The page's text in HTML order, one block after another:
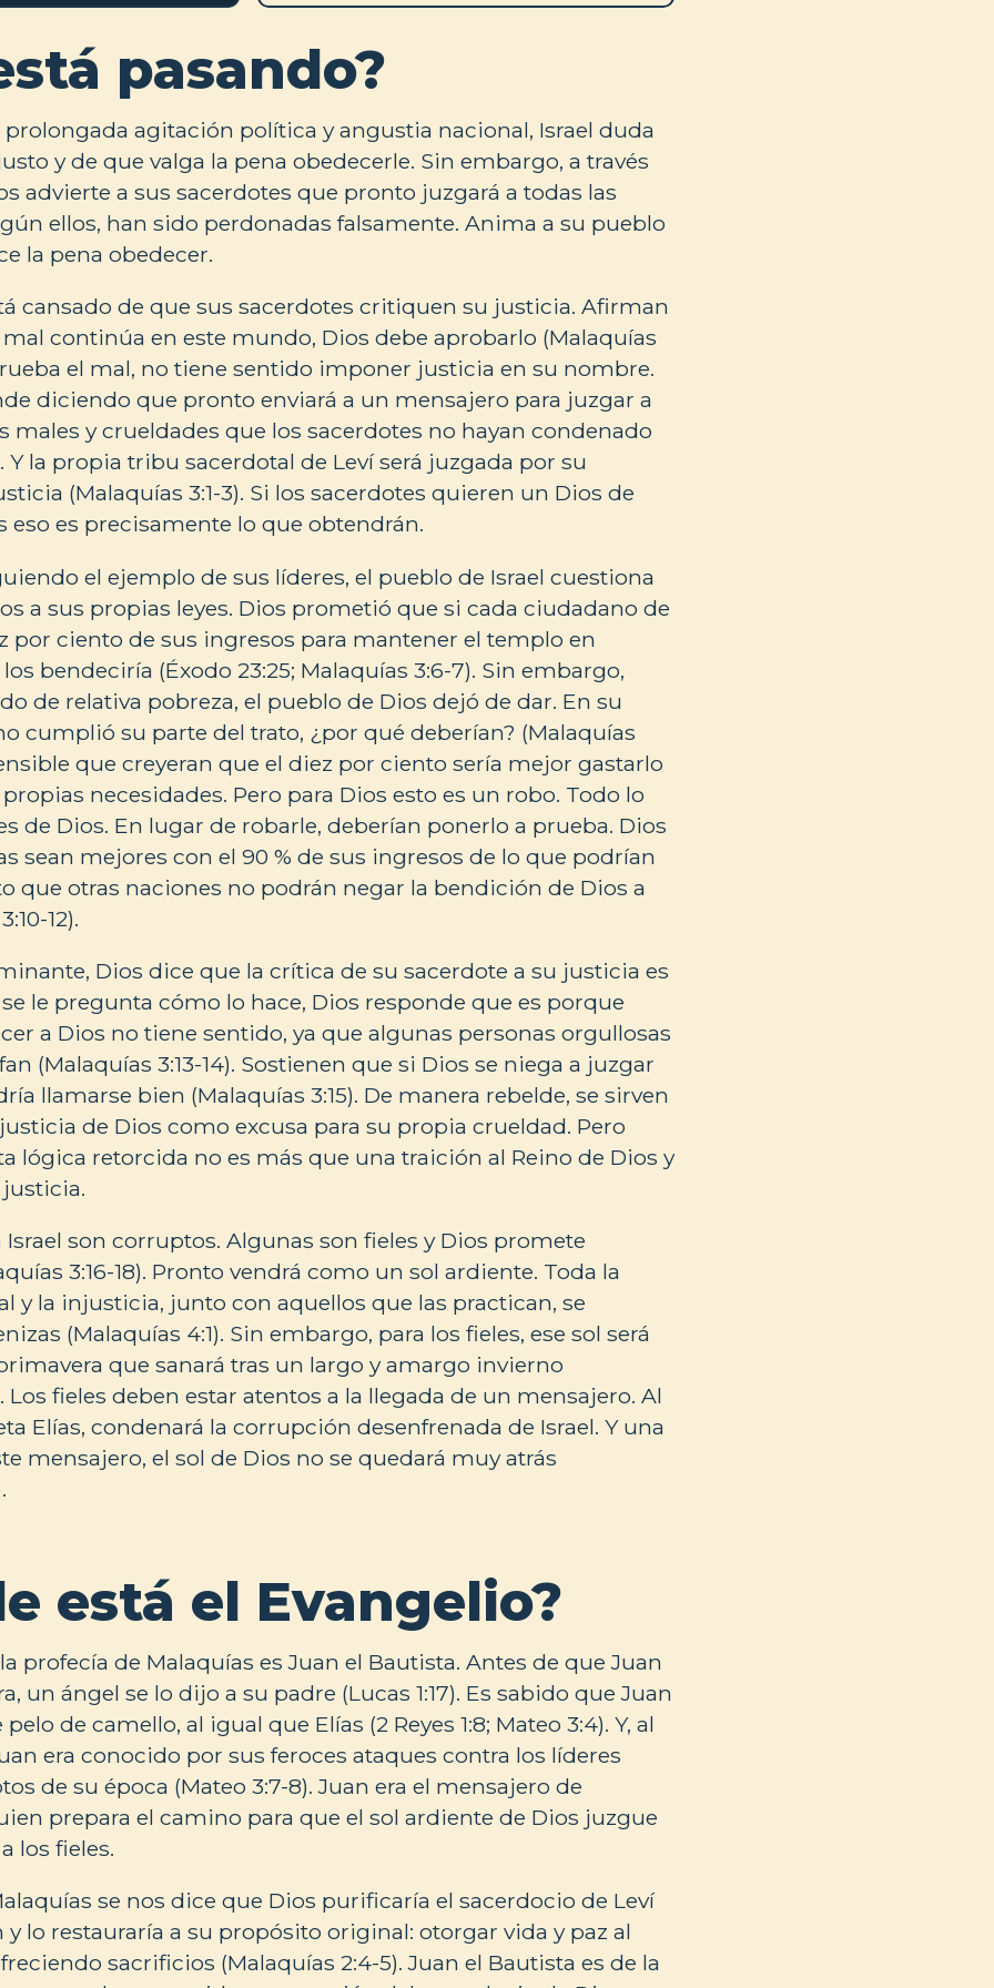
pasando?
prolongada agitación política y angustia nacional, Israel duda
y de que valga la pena obedecerle. Sin embargo, a través
advierte a sus sacerdotes que pronto juzgará a todas las
ellos, han sido perdonadas falsamente. Anima a su pueblo
la pena obedecer.
cansado de que sus sacerdotes critiquen su justicia. Afirman
continúa en este mundo, Dios debe aprobarlo (Malaquías
el mal, no tiene sentido imponer justicia en su nombre.
diciendo que pronto enviará a un mensajero para juzgar a
males y crueldades que los sacerdotes no hayan condenado
Y la propia tribu sacerdotal de Leví será juzgada por su
(Malaquías 3:1-3). Si los sacerdotes quieren un Dios de
eso es precisamente lo que obtendrán.
el ejemplo de sus líderes, el pueblo de Israel cuestiona
a sus propias leyes. Dios prometió que si cada ciudadano de
por ciento de sus ingresos para mantener el templo en
bendeciría (Éxodo 23:25; Malaquías 3:6-7). Sin embargo,
de relativa pobreza, el pueblo de Dios dejó de dar. En su
cumplió su parte del trato, ¿por qué deberían? (Malaquías
que creyeran que el diez por ciento sería mejor gastarlo
necesidades. Pero para Dios esto es un robo. Todo lo
de Dios. En lugar de robarle, deberían ponerlo a prueba. Dios
sean mejores con el 90 % de sus ingresos de lo que podrían
que otras naciones no podrán negar la bendición de Dios a
12).
Dios dice que la crítica de su sacerdote a su justicia es
le pregunta cómo lo hace, Dios responde que es porque
a Dios no tiene sentido, ya que algunas personas orgullosas
(Malaquías 3:13-14). Sostienen que si Dios se niega a juzgar
llamarse bien (Malaquías 3:15). De manera rebelde, se sirven
de Dios como excusa para su propia crueldad. Pero
lógica retorcida no es más que una traición al Reino de Dios y
son corruptos. Algunas son fieles y Dios promete
3:16-18). Pronto vendrá como un sol ardiente. Toda la
y la injusticia, junto con aquellos que las practican, se
(Malaquías 4:1). Sin embargo, para los fieles, ese sol será
que sanará tras un largo y amargo invierno
Los fieles deben estar atentos a la llegada de un mensajero. Al
Elías, condenará la corrupción desenfrenada de Israel. Y una
mensajero, el sol de Dios no se quedará muy atrás
está el Evangelio?
profecía de Malaquías es Juan el Bautista. Antes de que Juan
un ángel se lo dijo a su padre (Lucas 1:17). Es sabido que Juan
de camello, al igual que Elías (2 Reyes 1:8; Mateo 3:4). Y, al
era conocido por sus feroces ataques contra los líderes
de su época (Mateo 3:7-8). Juan era el mensajero de
prepara el camino para que el sol ardiente de Dios juzgue
los fieles.
se nos dice que Dios purificaría el sacerdocio de Leví
lo restauraría a su propósito original: otorgar vida y paz al
sacrificios (Malaquías 2:4-5). Juan el Bautista es de la